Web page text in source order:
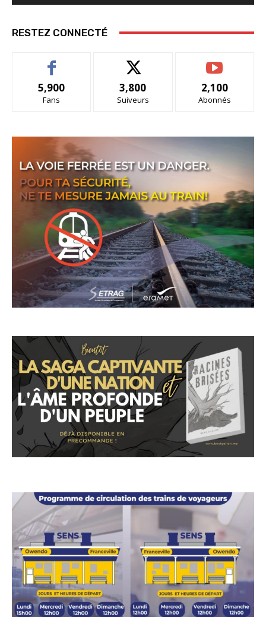
RESTEZ CONNECTÉ
5,900
Fans
3,800
Suiveurs
2,100
Abonnés